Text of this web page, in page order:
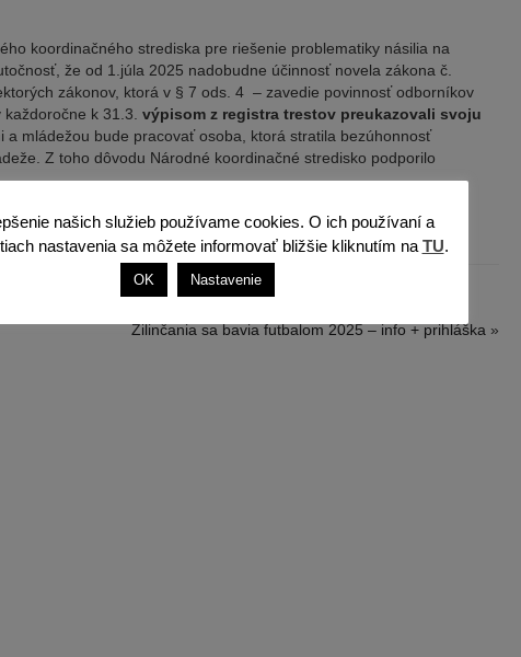
koordinačného strediska pre riešenie problematiky násilia na
že od 1.júla 2025 nadobudne účinnosť novela zákona č.
zákonov, ktorá v § 7 ods. 4 – zavedie povinnosť odborníkov
k 31.3. výpisom z registra trestov preukazovali svoju
mládežou bude pracovať osoba, ktorá stratila bezúhonnosť
Z toho dôvodu Národné koordinačné stredisko podporilo
Žilinčania sa bavia futbalom 2025 – info + prihláška »
našich služieb používame cookies. O ich používaní a
nastavenia sa môžete informovať bližšie kliknutím na TU.
OK Nastavenie